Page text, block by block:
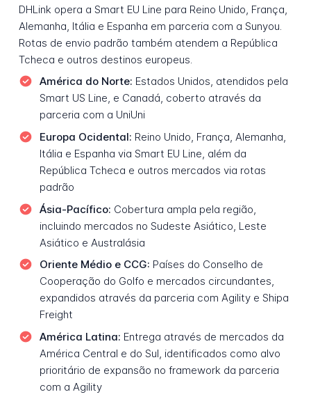
DHLink opera a Smart EU Line para Reino Unido, França,
Alemanha, Itália e Espanha em parceria com a Sunyou.
Rotas de envio padrão também atendem a República
Tcheca e outros destinos europeus.
América do Norte: Estados Unidos, atendidos pela
Smart US Line, e Canadá, coberto através da
parceria com a UniUni
Europa Ocidental: Reino Unido, França, Alemanha,
Itália e Espanha via Smart EU Line, além da
República Tcheca e outros mercados via rotas
padrão
Ásia-Pacífico: Cobertura ampla pela região,
incluindo mercados no Sudeste Asiático, Leste
Asiático e Australásia
Oriente Médio e CCG: Países do Conselho de
Cooperação do Golfo e mercados circundantes,
expandidos através da parceria com Agility e Shipa
Freight
América Latina: Entrega através de mercados da
América Central e do Sul, identificados como alvo
prioritário de expansão no framework da parceria
com a Agility